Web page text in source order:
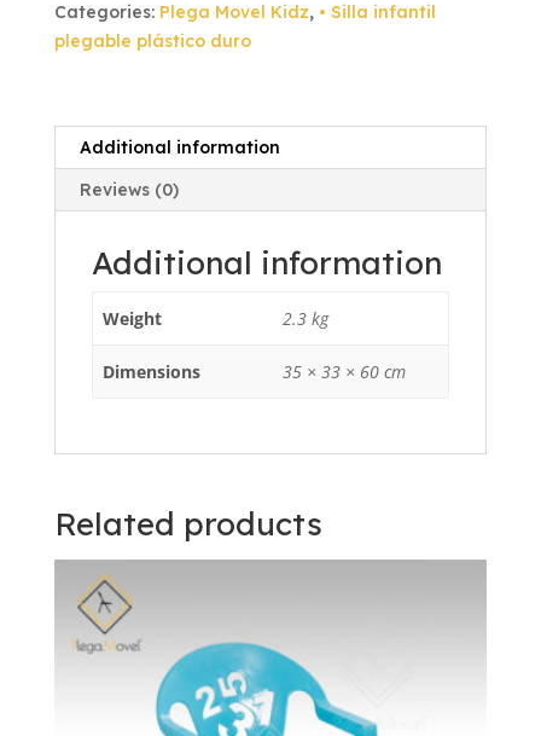
Plástico
Duro
Categories: Plega Movel Kidz, • Silla infantil
plegable plástico duro
Additional information
Reviews (0)
Additional information
Weight 2.3 kg
Dimensions 35 × 33 × 60 cm
Related products